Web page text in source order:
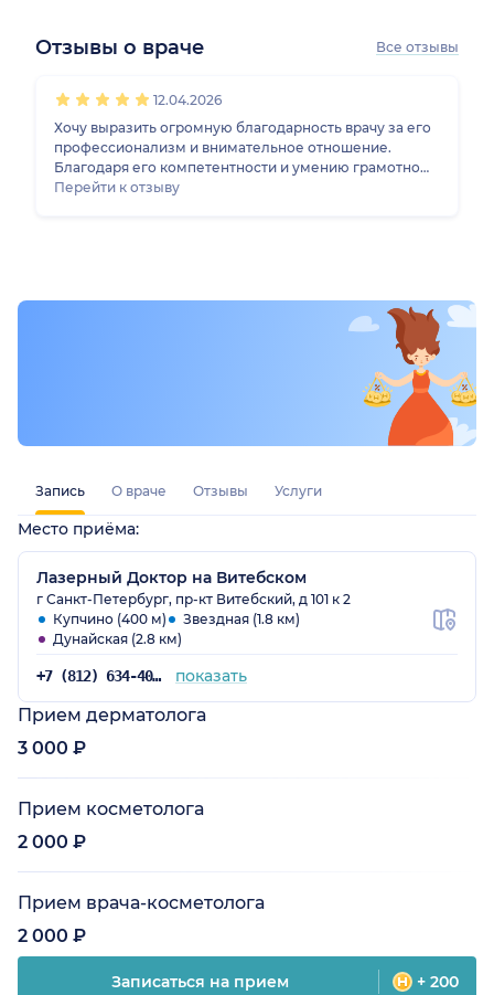
Запись О враче Отзывы Услуги
Место приёма:
Лазерный Доктор на Витебском
г Санкт-Петербург, пр-кт Витебский, д 101 к 2
Купчино (400 м)
Звездная (1.8 км)
Дунайская (2.8 км)
+7 (812) 634-40-33 показать
Прием дерматолога
3 000 ₽
Прием косметолога
2 000 ₽
Прием врача-косметолога
2 000 ₽
Записаться на прием + 200
Отзывы о враче Все отзывы
12.04.2026
Хочу выразить огромную благодарность врачу за его
профессионализм и внимательное отношение.
Благодаря его компетентности и умению грамотно
подойти к решению проблемы, я вовремя обратил
Перейти к отзыву